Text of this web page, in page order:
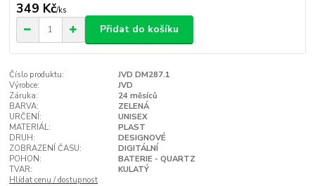
349 Kč/ks
Přidat do košíku
Číslo produktu:
JVD DM287.1
Výrobce:
JVD
Záruka:
24 měsíců
BARVA:
ZELENÁ
URČENÍ:
UNISEX
MATERIÁL:
PLAST
DRUH:
DESIGNOVÉ
ZOBRAZENÍ ČASU:
DIGITÁLNÍ
POHON:
BATERIE - QUARTZ
TVAR:
KULATÝ
Hlídat cenu / dostupnost